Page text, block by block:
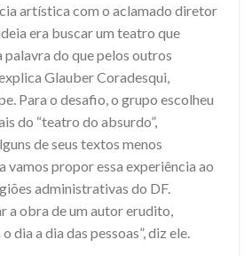
artística com o aclamado diretor
era buscar um teatro que
palavra do que pelos outros
Glauber Coradesqui,
Para o desafio, o grupo escolheu
do “teatro do absurdo”,
de seus textos menos
vamos propor essa experiência ao
administrativas do DF.
a obra de um autor erudito,
dia a dia das pessoas”, diz ele.